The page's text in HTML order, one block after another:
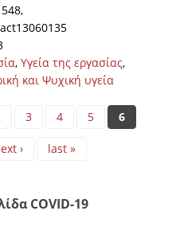
, Υγεία της εργασίας,
και Ψυχική υγεία
3 4 5 6
› last »
COVID-19